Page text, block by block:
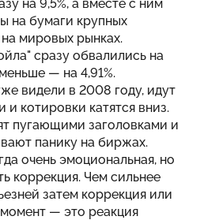
на 9,5%, а вместе с ним
на бумаги крупных
мировых рынках.
сразу обвалились на
— на 4,91%.
видели в 2008 году, идут
котировки катятся вниз.
пугающими заголовками и
панику на биржах.
очень эмоциональная, но
коррекция. Чем сильнее
затем коррекция или
— это реакция